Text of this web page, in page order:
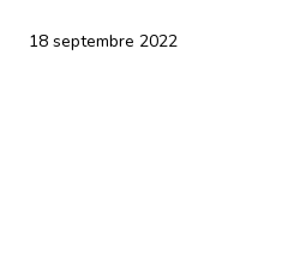
18 septembre 2022